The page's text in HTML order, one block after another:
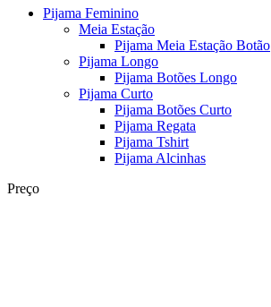
Pijama Feminino
Meia Estação
Pijama Meia Estação Botão
Pijama Longo
Pijama Botões Longo
Pijama Curto
Pijama Botões Curto
Pijama Regata
Pijama Tshirt
Pijama Alcinhas
Preço